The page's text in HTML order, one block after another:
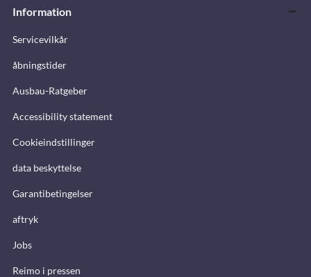
Information
Servicevilkår
åbningstider
Ausbau-Ratgeber
Accessibility statement
Cookieindstillinger
data beskyttelse
Garantibetingelser
aftryk
Jobs
Reimo i pressen